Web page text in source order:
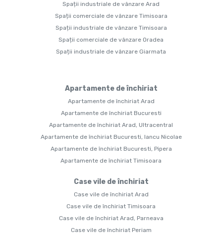
Spații industriale de vânzare Arad
Spații comerciale de vânzare Timisoara
Spații industriale de vânzare Timisoara
Spații comerciale de vânzare Oradea
Spații industriale de vânzare Giarmata
Apartamente de închiriat
Apartamente de închiriat Arad
Apartamente de închiriat Bucuresti
Apartamente de închiriat Arad, Ultracentral
Apartamente de închiriat Bucuresti, Iancu Nicolae
Apartamente de închiriat Bucuresti, Pipera
Apartamente de închiriat Timisoara
Case vile de închiriat
Case vile de închiriat Arad
Case vile de închiriat Timisoara
Case vile de închiriat Arad, Parneava
Case vile de închiriat Periam